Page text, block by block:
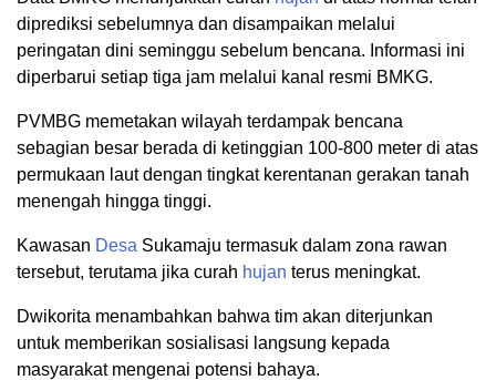
diprediksi sebelumnya dan disampaikan melalui
peringatan dini seminggu sebelum bencana. Informasi ini
diperbarui setiap tiga jam melalui kanal resmi BMKG.
PVMBG memetakan wilayah terdampak bencana
sebagian besar berada di ketinggian 100-800 meter di atas
permukaan laut dengan tingkat kerentanan gerakan tanah
menengah hingga tinggi.
Kawasan Desa Sukamaju termasuk dalam zona rawan
tersebut, terutama jika curah hujan terus meningkat.
Dwikorita menambahkan bahwa tim akan diterjunkan
untuk memberikan sosialisasi langsung kepada
masyarakat mengenai potensi bahaya.